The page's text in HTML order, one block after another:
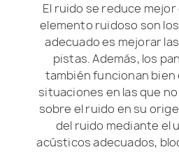
El ruido se reduce mejor
elemento ruidoso son
adecuado es mejorar
pistas. Además, los
también funcionan bien
situaciones en las que
sobre el ruido en su
del ruido mediante el
acústicos adecuados,